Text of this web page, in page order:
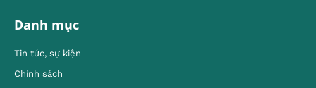
Danh mục
Tin tức, sự kiện
Chính sách